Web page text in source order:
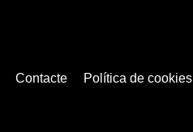
Contacte Política de cookies